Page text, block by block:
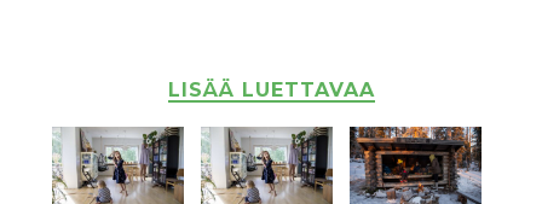
LISÄÄ LUETTAVAA